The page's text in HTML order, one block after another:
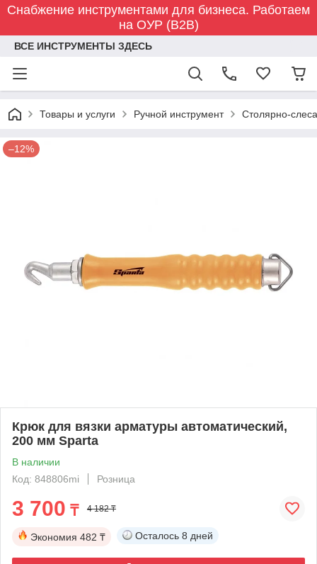
Снабжение инструментами для бизнеса. Работаем
на ОУР (B2B)
ВСЕ ИНСТРУМЕНТЫ ЗДЕСЬ
Товары и услуги Ручной инструмент Столярно-
–12%
Крюк для вязки арматуры автоматический,
200 мм Sparta
В наличии
Код: 848806mi
Розница
3 700 ₸ 4 182 ₸
Экономия 482 ₸ Осталось 8 дней